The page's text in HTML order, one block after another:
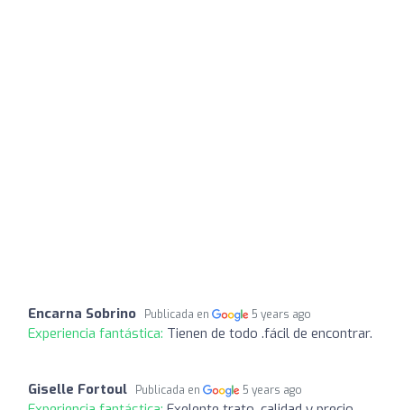
Encarna Sobrino Publicada en 5 years ago
Experiencia fantástica: Tienen de todo .fácil de encontrar.
Giselle Fortoul Publicada en 5 years ago